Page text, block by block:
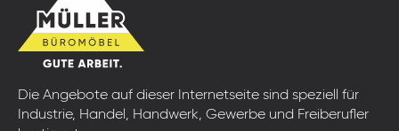
Die Angebote auf dieser Internetseite sind speziell für
Industrie, Handel, Handwerk, Gewerbe und Freiberufler